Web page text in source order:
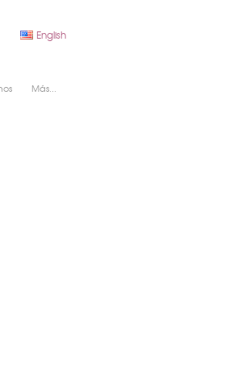
English
Más...